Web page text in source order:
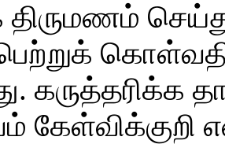
திருமணம்
கருத்தரிக்க
கேள்விக்குறி